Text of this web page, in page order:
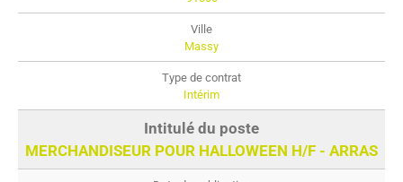
Massy
Intérim
MERCHANDISEUR POUR HALLOWEEN H/F - ARRAS